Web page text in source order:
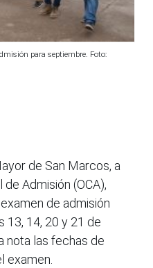
para septiembre. Foto:
de San Marcos, a
Admisión (OCA),
de admisión
13, 14, 20 y 21 de
nota las fechas de
examen.